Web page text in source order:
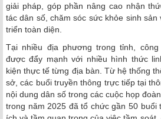
giải pháp, góp phần nâng cao nhận
tác dân số, chăm sóc sức khỏe sinh
triển toàn diện.
Tại nhiều địa phương trong tỉnh,
được đẩy mạnh với nhiều hình thức
kiện thực tế từng địa bàn. Từ hệ thống
sở, các buổi truyền thông trực tiếp tại
nội dung dân số trong các cuộc họp
trong năm 2025 đã tổ chức gần 50 buổi